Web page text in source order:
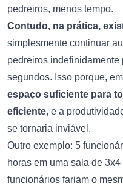
pedreiros, menos tempo.
Contudo, na prática,
simplesmente continuar
pedreiros indefinidamente
segundos. Isso porque,
espaço suficiente para
eficiente, e a
se tornaria inviável.
Outro exemplo: 5
horas em uma sala de
funcionários fariam o